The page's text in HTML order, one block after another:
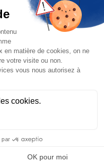
OÙ
OU UN AUTRE
et de l’assemblage des
des emballages.